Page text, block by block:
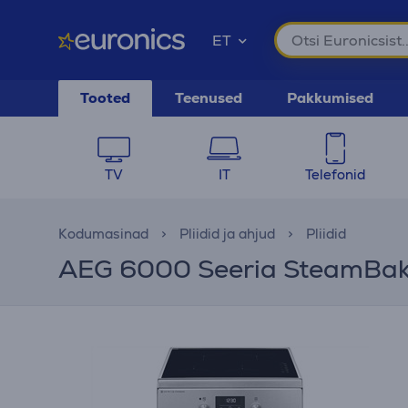
ET
Tooted Teenused Pakkumised
TV IT Telefonid
Kodumasinad Pliidid ja ahjud Pliidid
AEG 6000 Seeria